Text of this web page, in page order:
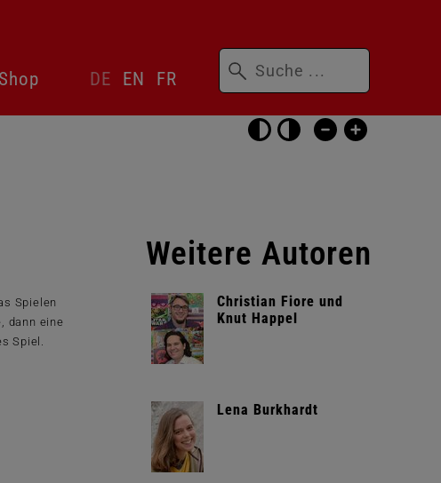
Barrierefrei-
Einstellungen
überspringen
Shop
überspringen
DE EN FR
Suchbegriffe
Spielen
dann eine
Spiel.
Weitere Autoren
Christian Fiore und
Knut Happel
Lena Burkhardt